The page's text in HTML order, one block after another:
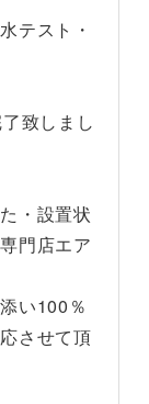
テスト・
致しまし
・設置状
門店エア
い100％
させて頂